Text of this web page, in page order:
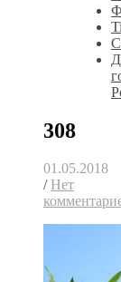
308
01.05.2018
/ Нет